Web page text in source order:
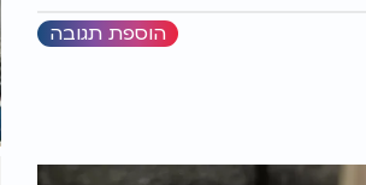
הוספת תגובה